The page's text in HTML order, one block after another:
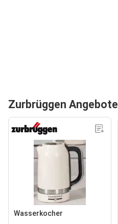
Zurbrüggen Angebote
Wasserkocher